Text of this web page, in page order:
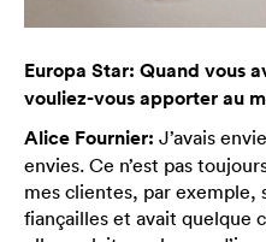
Europa Star: Quand vous
vouliez-vous apporter au
Alice Fournier: J’avais
envies. Ce n’est pas
mes clientes, par exemple,
fiançailles et avait quelque